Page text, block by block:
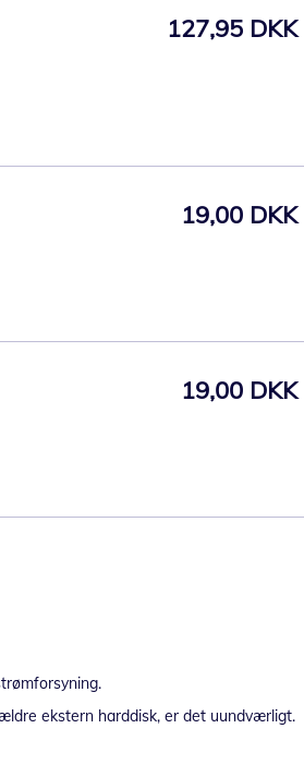
127,95 DKK
19,00 DKK
19,00 DKK
ekstern harddisk, er det uundværligt.